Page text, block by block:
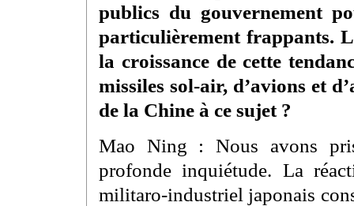
publics du gouvernement
particulièrement frappants.
la croissance de cette
missiles sol-air, d’avions et
de la Chine à ce sujet ?
Mao Ning : Nous avons
profonde inquiétude. La
militaro-industriel japonais